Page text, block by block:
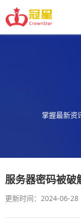
掌握最新资
服务器密码被破
更新时间：2024-06-28